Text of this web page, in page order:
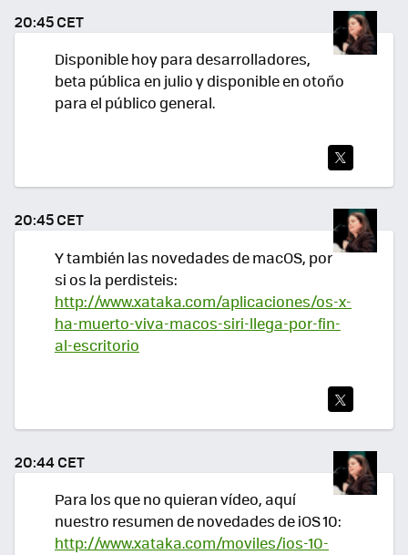
TEA
R
20:45 CET
Disponible hoy para desarrolladores,
beta pública en julio y disponible en otoño
para el público general.
TWI
TEA
R
20:45 CET
Y también las novedades de macOS, por
si os la perdisteis:
http://www.xataka.com/aplicaciones/os-x-
ha-muerto-viva-macos-siri-llega-por-fin-
al-escritorio
TEA
R
20:44 CET
Para los que no quieran vídeo, aquí
nuestro resumen de novedades de iOS 10:
http://www.xataka.com/moviles/ios-10-